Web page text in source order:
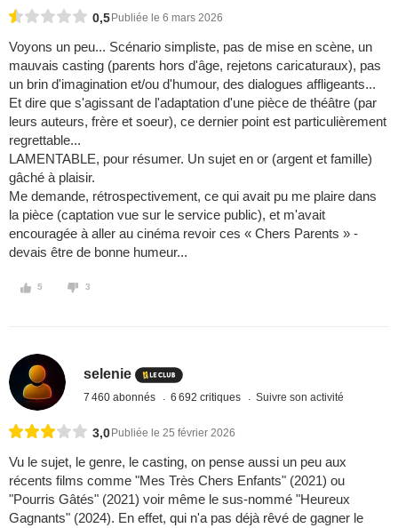
0,5 Publiée le 6 mars 2026
Voyons un peu... Scénario simpliste, pas de mise en scène, un
mauvais casting (parents hors d'âge, rejetons caricaturaux), pas
un brin d'imagination et/ou d'humour, des dialogues affligeants...
Et dire que s'agissant de l'adaptation d'une pièce de théâtre (par
leurs auteurs, frère et soeur), ce dernier point est particulièrement
regrettable...
LAMENTABLE, pour résumer. Un sujet en or (argent et famille)
gâché à plaisir.
Me demande, rétrospectivement, ce qui avait pu me plaire dans
la pièce (captation vue sur le service public), et m'avait
encouragée à aller au cinéma revoir ces « Chers Parents » -
devais être de bonne humeur...
5 3
selenie
7 460 abonnés 6 692 critiques Suivre son activité
3,0 Publiée le 25 février 2026
Vu le sujet, le genre, le casting, on pense aussi un peu aux
récents films comme "Mes Très Chers Enfants" (2021) ou
"Pourris Gâtés" (2021) voir même le sus-nommé "Heureux
Gagnants" (2024). En effet, qui n'a pas déjà rêvé de gagner le